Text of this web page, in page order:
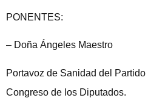
PONENTES:
– Doña Ángeles Maestro
Portavoz de Sanidad del
Congreso de los Diputados.